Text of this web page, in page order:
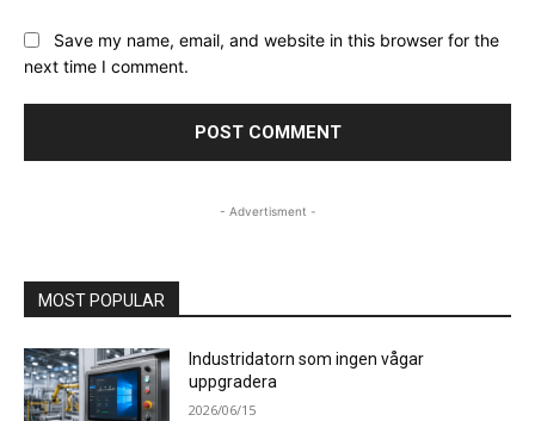
Save my name, email, and website in this browser for the
next time I comment.
- Advertisment -
MOST POPULAR
Industridatorn som ingen vågar
uppgradera
2026/06/15